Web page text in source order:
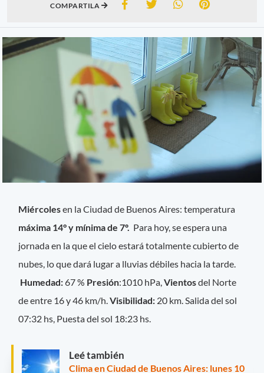
COMPARTILA
Miércolesen la Ciudad de Buenos Aires: temperatura
máxima 14° y mínima de 7º. Para hoy, se espera una
jornada en la que el cielo estará totalmente cubierto de
nubes, lo que dará lugar a lluvias débiles hacia la tarde.
Humedad:67 % Presión:1010 hPa,Vientosdel Norte
de entre 16 y 46 km/h. Visibilidad: 20 km. Salida del sol
07:32 hs, Puesta del sol 18:23 hs.
Leé también
Clima en Ciudad de Buenos Aires: lunes 10